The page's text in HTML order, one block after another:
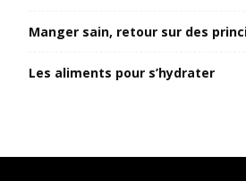
Manger sain, retour sur des
Les aliments pour s’hydrater